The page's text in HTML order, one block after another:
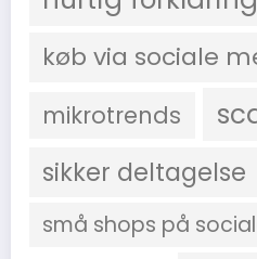
køb via sociale
mikrotrends
sikker deltagelse
små shops på